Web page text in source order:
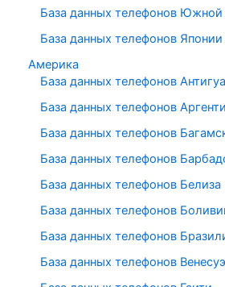
База данных телефонов Южной
База данных телефонов Японии
Америка
База данных телефонов
База данных телефонов
База данных телефонов
База данных телефонов
База данных телефонов Белиза
База данных телефонов
База данных телефонов
База данных телефонов